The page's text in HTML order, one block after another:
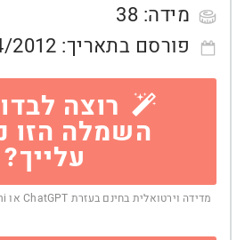
מידה: 38
פורסם בתאריך: 2012
רוצה
השמלה הזו
עלייך?
מדידה וירטואלית בחינם בעזרת ChatGPT או Gemini — בלי לצאת מהבית